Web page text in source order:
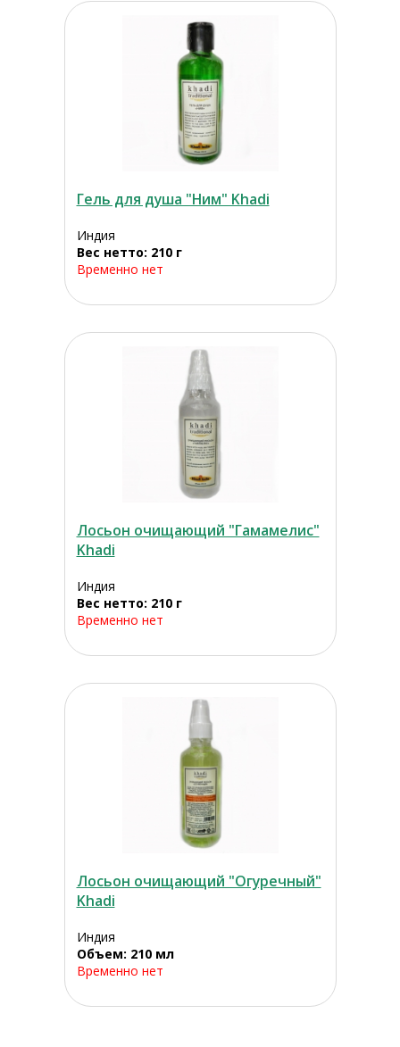
Гель для душа "Ним" Khadi
Индия
Вес нетто: 210 г
Временно нет
Лосьон очищающий "Гамамелис"
Khadi
Индия
Вес нетто: 210 г
Временно нет
Лосьон очищающий "Огуречный"
Khadi
Индия
Объем: 210 мл
Временно нет